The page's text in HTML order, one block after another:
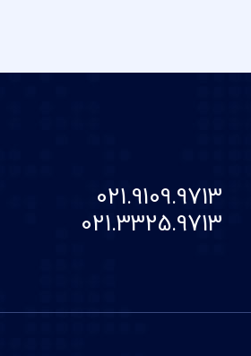
021.9109.9713
021.3325.9713